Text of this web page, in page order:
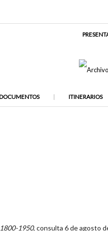
ITINERARIOS
1950, consulta 6 de agosto